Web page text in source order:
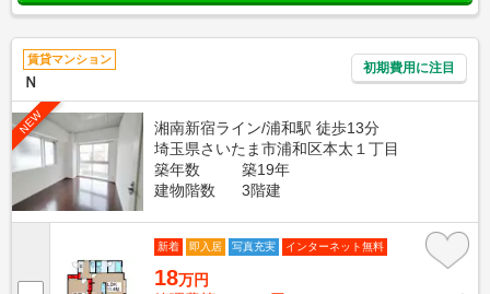
賃貸マンション
Ｎ
初期費用に注目
NEW
湘南新宿ライン/浦和駅 徒歩13分
埼玉県さいたま市浦和区本太１丁目
築年数
築19年
建物階数
3階建
新着 即入居 写真充実 インターネット無料
18万円